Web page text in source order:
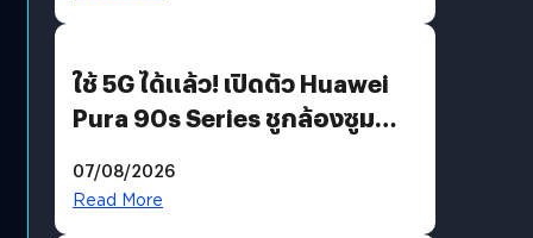
ใช้ 5G ได้แล้ว! เปิดตัว Huawei
Pura 90s Series ชูกล้องซูม
07/08/2026
Read More